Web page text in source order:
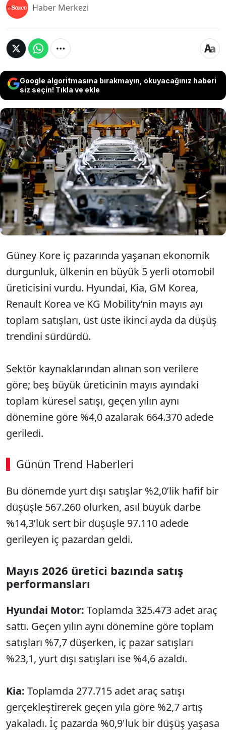
Haber Merkezi
Google algoritmasına bırakmayın, okuyacağınız haberi
siz seçin! Tıkla ve ekle
5 otomobil markasının mayıs ayı
toplam satışları, üst üste ikinci ayda
da düşüş trendini sürdürdü.
Güney Kore iç pazarında yaşanan ekonomik
durgunluk, ülkenin en büyük 5 yerli otomobil
üreticisini vurdu. Hyundai, Kia, GM Korea,
Renault Korea ve KG Mobility’nin mayıs ayı
toplam satışları, üst üste ikinci ayda da düşüş
trendini sürdürdü.
Sektör kaynaklarından alınan son verilere
göre; beş büyük üreticinin mayıs ayındaki
toplam küresel satışı, geçen yılın aynı
dönemine göre %4,0 azalarak 664.370 adede
geriledi.
Günün Trend Haberleri
Bu dönemde yurt dışı satışlar %2,0’lik hafif bir
düşüşle 567.260 olurken, asıl büyük darbe
%14,3’lük sert bir düşüşle 97.110 adede
gerileyen iç pazardan geldi.
Mayıs 2026 üretici bazında satış
performansları
Hyundai Motor: Toplamda 325.473 adet araç
sattı. Geçen yılın aynı dönemine göre toplam
satışları %7,7 düşerken, iç pazar satışları
%23,1, yurt dışı satışları ise %4,6 azaldı.
Kia: Toplamda 277.715 adet araç satışı
gerçekleştirerek geçen yıla göre %2,7 artış
yakaladı. İç pazarda %0,9'luk bir düşüş yaşasa